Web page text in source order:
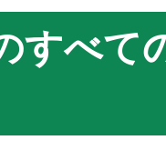
すべて